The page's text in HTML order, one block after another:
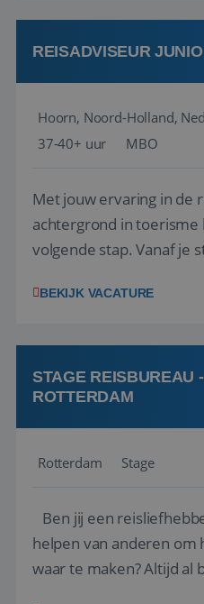
werken: of het nu gaat
REISADVISEUR
Hoorn, Noord-Holland,
37-40+ uur
MBO
Met jouw ervaring in de
achtergrond in toerisme
volgende stap. Vanaf je
wensen van je team, je
klanten te overtuigen
boeken! ...
BEKIJK VACATURE
STAGE REISBUREAU
ROTTERDAM
Rotterdam Stage
Ben jij een
helpen van anderen om
waar te maken? Altijd al